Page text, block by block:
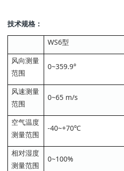
技术规格：
WS6型
风向测量
范围
0~359.9°
风速测量
范围
0~65 m/s
空气温度
测量范围
-40~+70℃
相对湿度
测量范围
0~100%